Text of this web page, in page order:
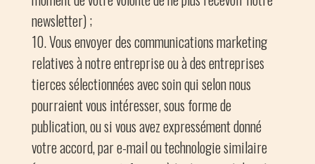
newsletter) ;
Vous envoyer des communications marketing
relatives à notre entreprise ou à des entreprises
tierces sélectionnées avec soin qui selon nous
pourraient vous intéresser, sous forme de
publication, ou si vous avez expressément donné
votre accord, par e-mail ou technologie similaire